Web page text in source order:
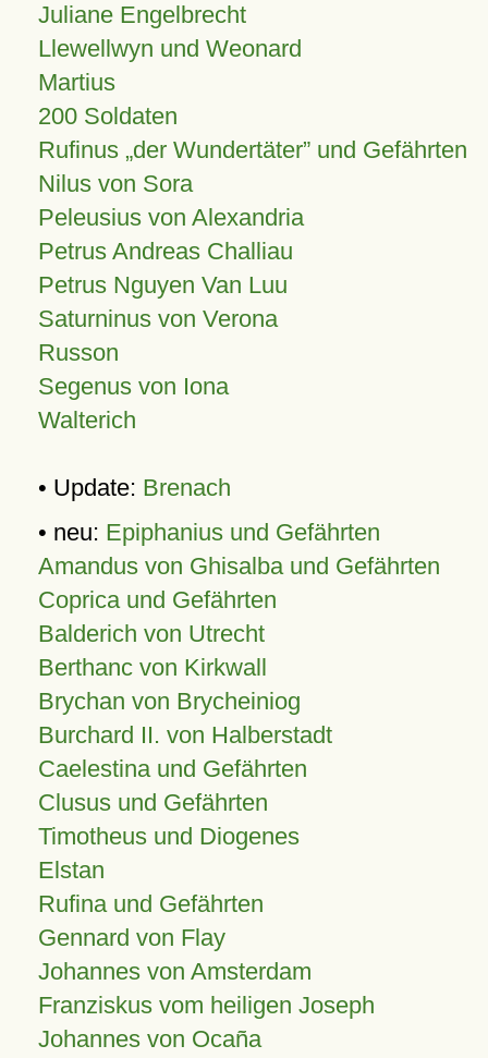
Juliane Engelbrecht
Llewellwyn und Weonard
Martius
200 Soldaten
Rufinus „der Wundertäter” und Gefährten
Nilus von Sora
Peleusius von Alexandria
Petrus Andreas Challiau
Petrus Nguyen Van Luu
Saturninus von Verona
Russon
Segenus von Iona
Walterich
• Update: Brenach
• neu: Epiphanius und Gefährten
Amandus von Ghisalba und Gefährten
Coprica und Gefährten
Balderich von Utrecht
Berthanc von Kirkwall
Brychan von Brycheiniog
Burchard II. von Halberstadt
Caelestina und Gefährten
Clusus und Gefährten
Timotheus und Diogenes
Elstan
Rufina und Gefährten
Gennard von Flay
Johannes von Amsterdam
Franziskus vom heiligen Joseph
Johannes von Ocaña